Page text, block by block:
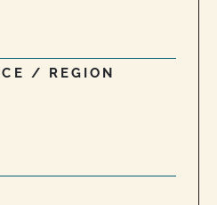
/ REGION